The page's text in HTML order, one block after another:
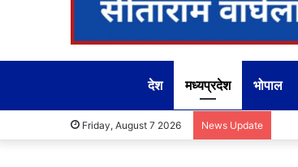
देश मध्यप्रदेश भोपाल
Friday, August 7 2026 News Update